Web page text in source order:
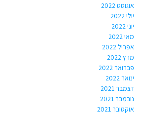
אוגוסט 2022
יולי 2022
יוני 2022
מאי 2022
אפריל 2022
מרץ 2022
פברואר 2022
ינואר 2022
דצמבר 2021
נובמבר 2021
אוקטובר 2021